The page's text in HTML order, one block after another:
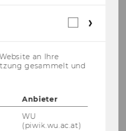
an Ihre
gesammelt und
Anbieter
WU
(piwik.wu.ac.at)